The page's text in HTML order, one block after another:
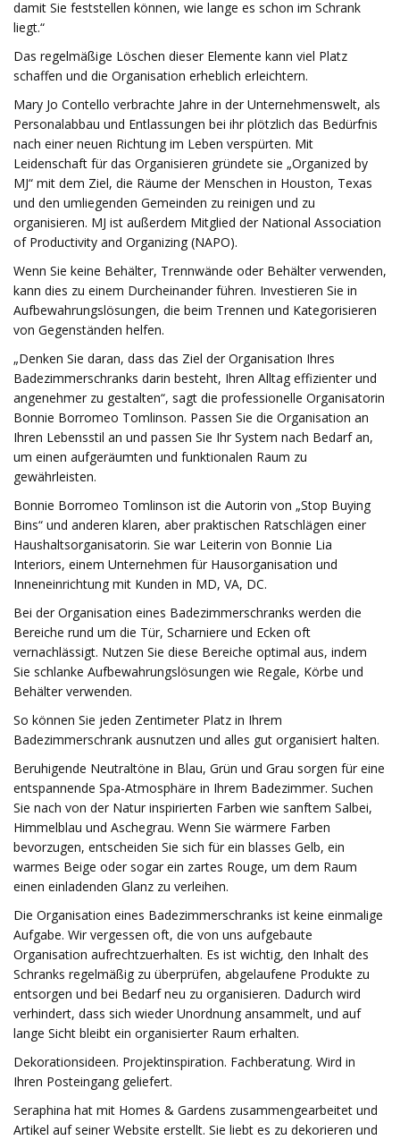
damit Sie feststellen können, wie lange es schon im Schrank
liegt.“
Das regelmäßige Löschen dieser Elemente kann viel Platz
schaffen und die Organisation erheblich erleichtern.
Mary Jo Contello verbrachte Jahre in der Unternehmenswelt, als
Personalabbau und Entlassungen bei ihr plötzlich das Bedürfnis
nach einer neuen Richtung im Leben verspürten. Mit
Leidenschaft für das Organisieren gründete sie „Organized by
MJ“ mit dem Ziel, die Räume der Menschen in Houston, Texas
und den umliegenden Gemeinden zu reinigen und zu
organisieren. MJ ist außerdem Mitglied der National Association
of Productivity and Organizing (NAPO).
Wenn Sie keine Behälter, Trennwände oder Behälter verwenden,
kann dies zu einem Durcheinander führen. Investieren Sie in
Aufbewahrungslösungen, die beim Trennen und Kategorisieren
von Gegenständen helfen.
„Denken Sie daran, dass das Ziel der Organisation Ihres
Badezimmerschranks darin besteht, Ihren Alltag effizienter und
angenehmer zu gestalten“, sagt die professionelle Organisatorin
Bonnie Borromeo Tomlinson. Passen Sie die Organisation an
Ihren Lebensstil an und passen Sie Ihr System nach Bedarf an,
um einen aufgeräumten und funktionalen Raum zu
gewährleisten.
Bonnie Borromeo Tomlinson ist die Autorin von „Stop Buying
Bins“ und anderen klaren, aber praktischen Ratschlägen einer
Haushaltsorganisatorin. Sie war Leiterin von Bonnie Lia
Interiors, einem Unternehmen für Hausorganisation und
Inneneinrichtung mit Kunden in MD, VA, DC.
Bei der Organisation eines Badezimmerschranks werden die
Bereiche rund um die Tür, Scharniere und Ecken oft
vernachlässigt. Nutzen Sie diese Bereiche optimal aus, indem
Sie schlanke Aufbewahrungslösungen wie Regale, Körbe und
Behälter verwenden.
So können Sie jeden Zentimeter Platz in Ihrem
Badezimmerschrank ausnutzen und alles gut organisiert halten.
Beruhigende Neutraltöne in Blau, Grün und Grau sorgen für eine
entspannende Spa-Atmosphäre in Ihrem Badezimmer. Suchen
Sie nach von der Natur inspirierten Farben wie sanftem Salbei,
Himmelblau und Aschegrau. Wenn Sie wärmere Farben
bevorzugen, entscheiden Sie sich für ein blasses Gelb, ein
warmes Beige oder sogar ein zartes Rouge, um dem Raum
einen einladenden Glanz zu verleihen.
Die Organisation eines Badezimmerschranks ist keine einmalige
Aufgabe. Wir vergessen oft, die von uns aufgebaute
Organisation aufrechtzuerhalten. Es ist wichtig, den Inhalt des
Schranks regelmäßig zu überprüfen, abgelaufene Produkte zu
entsorgen und bei Bedarf neu zu organisieren. Dadurch wird
verhindert, dass sich wieder Unordnung ansammelt, und auf
lange Sicht bleibt ein organisierter Raum erhalten.
Dekorationsideen. Projektinspiration. Fachberatung. Wird in
Ihren Posteingang geliefert.
Seraphina hat mit Homes & Gardens zusammengearbeitet und
Artikel auf seiner Website erstellt. Sie liebt es zu dekorieren und